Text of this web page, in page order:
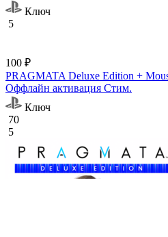
Ключ
5
100 ₽
PRAGMATA Deluxe Edition +
Оффлайн активация Cтим.
Ключ
70
5